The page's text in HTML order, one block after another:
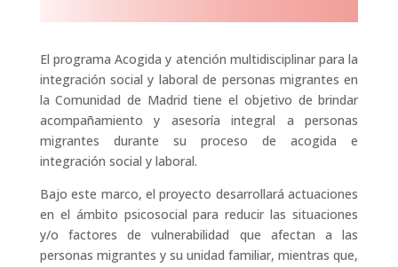
El programa Acogida y atención multidisciplinar para la
integración social y laboral de personas migrantes en
la Comunidad de Madrid tiene el objetivo de brindar
acompañamiento y asesoría integral a personas
migrantes durante su proceso de acogida e
integración social y laboral.
Bajo este marco, el proyecto desarrollará actuaciones
en el ámbito psicosocial para reducir las situaciones
y/o factores de vulnerabilidad que afectan a las
personas migrantes y su unidad familiar, mientras que,